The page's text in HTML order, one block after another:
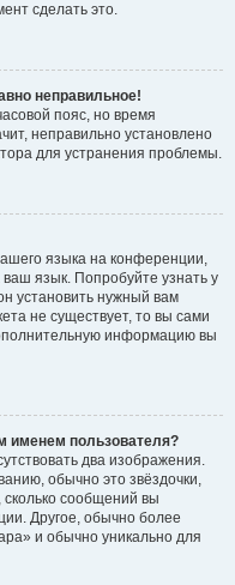
сделать это.
неправильное!
пояс, но время
неправильно установлено
для устранения проблемы.
языка на конференции,
язык. Попробуйте узнать у
установить нужный вам
не существует, то вы сами
информацию вы
именем пользователя?
два изображения.
обычно это звёздочки,
сколько сообщений вы
Другое, обычно более
и обычно уникально для